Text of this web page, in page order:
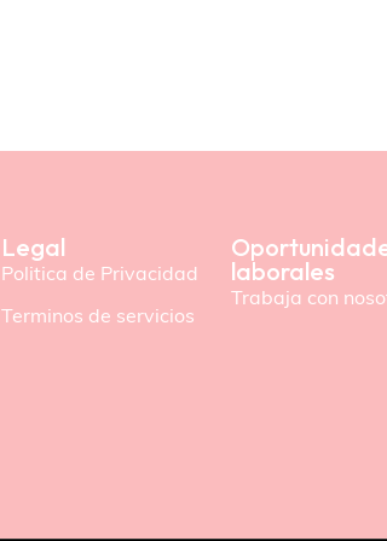
Legal
Politica de Privacidad
Terminos de servicios
laborales
Trabaja con